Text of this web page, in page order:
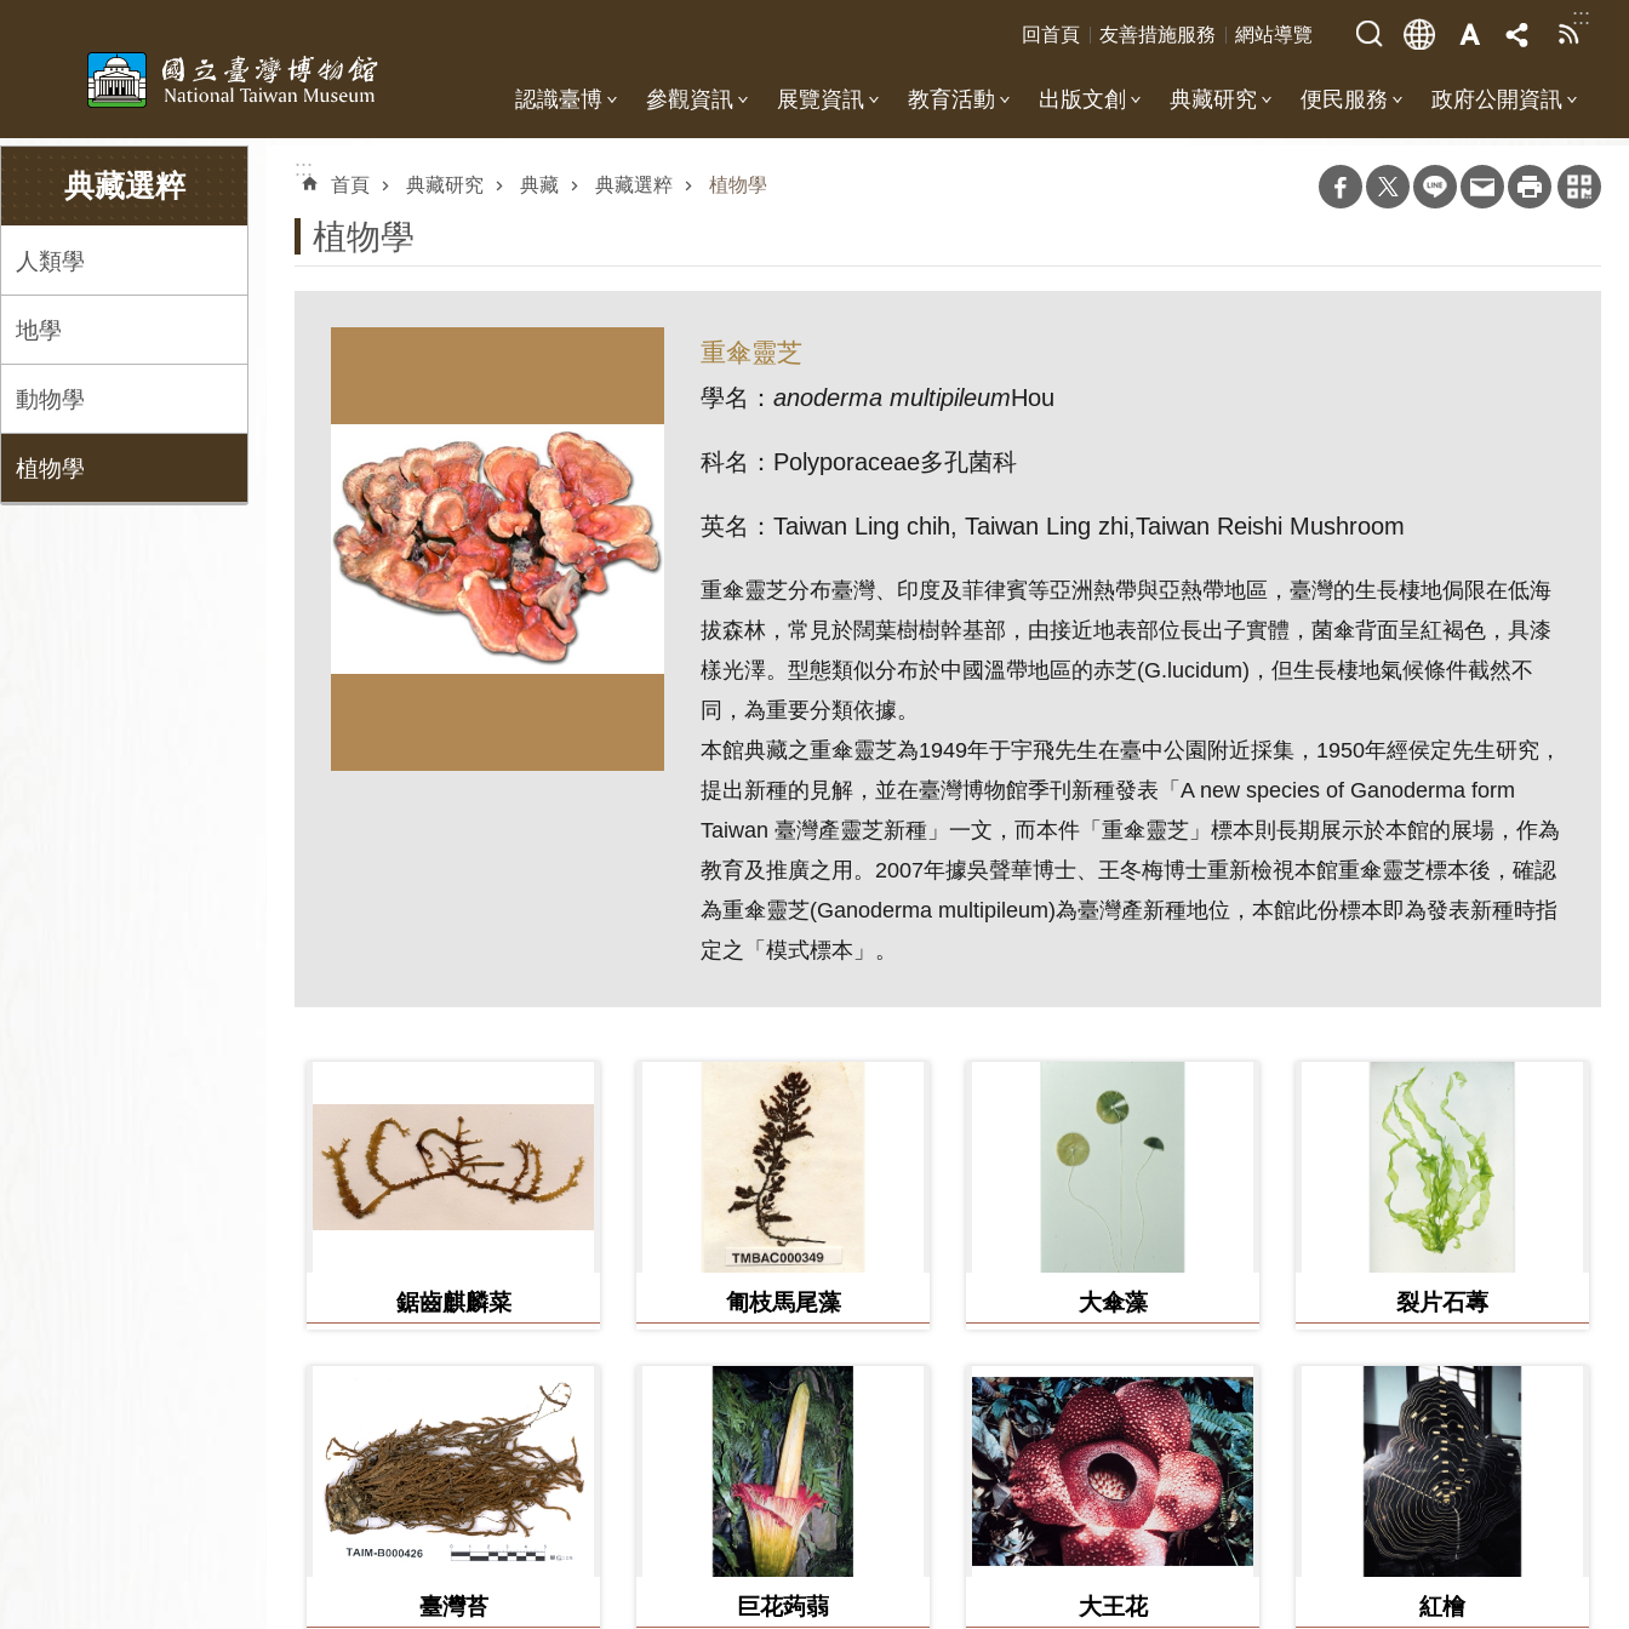
:::
回首頁 友善措施服務 網站導覽
認識臺博 參觀資訊 展覽資訊 教育活動 出版文創 典藏研究 便民服務 政府公開資訊
典藏選粹
人類學
地學
動物學
植物學
:::
首頁 典藏研究 典藏 典藏選粹 植物學
植物學
重傘靈芝
學名： anoderma multipileumHou
科名：Polyporaceae多孔菌科
英名：Taiwan Ling chih, Taiwan Ling zhi,Taiwan Reishi Mushroom
重傘靈芝分布臺灣、印度及菲律賓等亞洲熱帶與亞熱帶地區，臺灣的生長棲地侷限在低海
拔森林，常見於闊葉樹樹幹基部，由接近地表部位長出子實體，菌傘背面呈紅褐色，具漆
樣光澤。型態類似分布於中國溫帶地區的赤芝(G.lucidum)，但生長棲地氣候條件截然不
同，為重要分類依據。
本館典藏之重傘靈芝為1949年于宇飛先生在臺中公園附近採集，1950年經侯定先生研究，
提出新種的見解，並在臺灣博物館季刊新種發表「A new species of Ganoderma form
Taiwan 臺灣產靈芝新種」一文，而本件「重傘靈芝」標本則長期展示於本館的展場，作為
教育及推廣之用。2007年據吳聲華博士、王冬梅博士重新檢視本館重傘靈芝標本後，確認
為重傘靈芝(Ganoderma multipileum)為臺灣產新種地位，本館此份標本即為發表新種時指
定之「模式標本」。
鋸齒麒麟菜 匍枝馬尾藻 大傘藻 裂片石蓴
臺灣苔 巨花蒟蒻 大王花 紅檜